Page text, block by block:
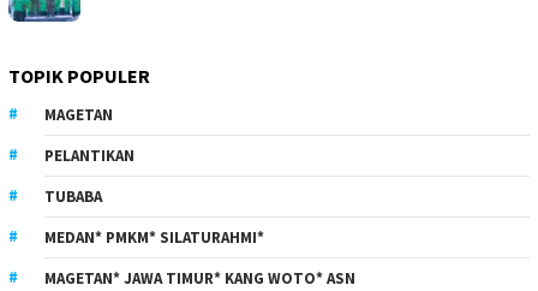
TOPIK POPULER
MAGETAN
PELANTIKAN
TUBABA
MEDAN* PMKM* SILATURAHMI*
MAGETAN* JAWA TIMUR* KANG WOTO* ASN